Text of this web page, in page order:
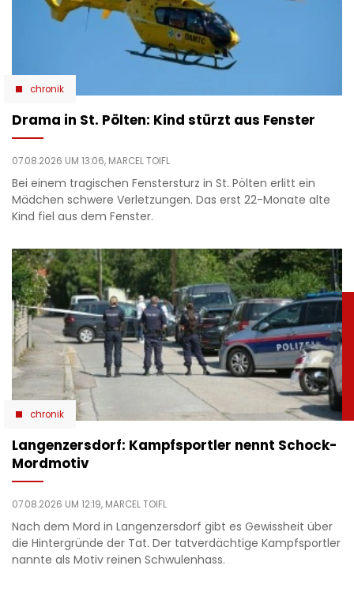
chronik
Drama in St. Pölten: Kind stürzt aus Fenster
07.08.2026 UM 13:06, MARCEL TOIFL
Bei einem tragischen Fenstersturz in St. Pölten erlitt ein
Mädchen schwere Verletzungen. Das erst 22-Monate alte
Kind fiel aus dem Fenster.
chronik
Langenzersdorf: Kampfsportler nennt Schock-
Mordmotiv
07.08.2026 UM 12:19, MARCEL TOIFL
Nach dem Mord in Langenzersdorf gibt es Gewissheit über
die Hintergründe der Tat. Der tatverdächtige Kampfsportler
nannte als Motiv reinen Schwulenhass.